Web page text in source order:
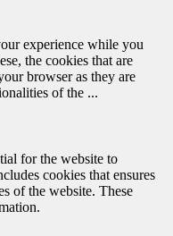
experience while you
the cookies that are
browser as they are
of the ...
for the website to
cookies that ensures
of the website. These